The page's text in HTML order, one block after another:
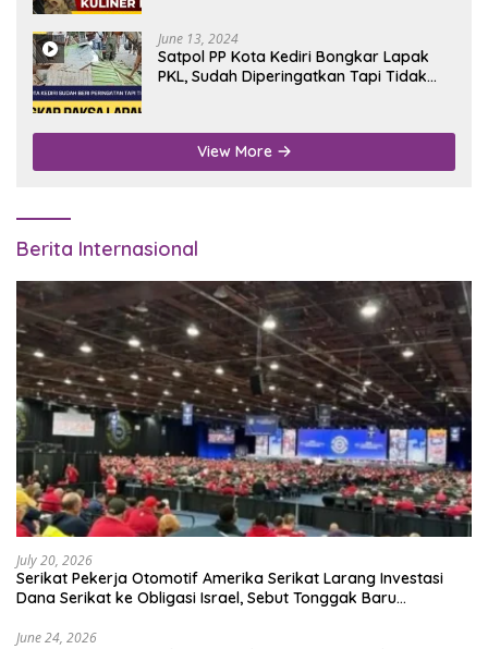
June 13, 2024
Satpol PP Kota Kediri Bongkar Lapak
PKL, Sudah Diperingatkan Tapi Tidak
View More
Berita Internasional
July 20, 2026
Serikat Pekerja Otomotif Amerika Serikat Larang Investasi
Dana Serikat ke Obligasi Israel, Sebut Tonggak Baru
June 24, 2026